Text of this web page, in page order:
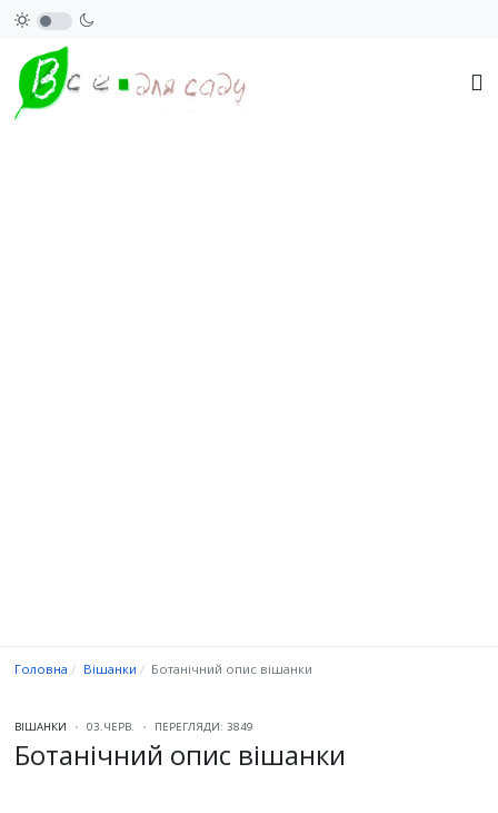
Головна Вішанки Ботанічний опис вішанки
ВІШАНКИ 03.ЧЕРВ. ПЕРЕГЛЯДИ: 3849
Ботанічний опис вішанки